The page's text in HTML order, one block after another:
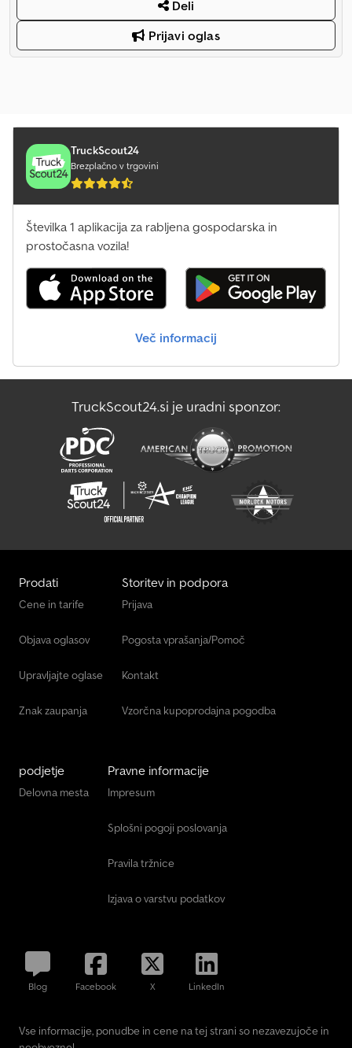
Deli
Prijavi oglas
TruckScout24
Brezplačno v trgovini
Številka 1 aplikacija za rabljena gospodarska in
prostočasna vozila!
Več informacij
TruckScout24.si je uradni sponzor:
Prodati
Cene in tarife
Objava oglasov
Upravljajte oglase
Znak zaupanja
Storitev in podpora
Prijava
Pogosta vprašanja/Pomoč
Kontakt
Vzorčna kupoprodajna pogodba
podjetje
Delovna mesta
Pravne informacije
Impresum
Splošni pogoji poslovanja
Pravila tržnice
Izjava o varstvu podatkov
Blog Facebook X LinkedIn
Vse informacije, ponudbe in cene na tej strani so nezavezujoče in